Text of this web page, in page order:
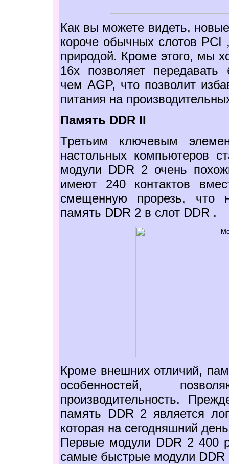
Как вы можете видеть,
короче обычных слотов PCI
природой. Кроме этого, мы
16х позволяет
чем AGP, что позволит
питания на
Память DDR II
Третьим ключевым
настольных компьютеров
модули DDR 2 очень
имеют 240 контактов
смещенную прорезь, что
память DDR 2 в слот DDR .
Кроме внешних отличий,
особенностей,
производительность.
память DDR 2 является
которая на сегодняшний
Первые модули DDR 2 400
самые быстрые модули